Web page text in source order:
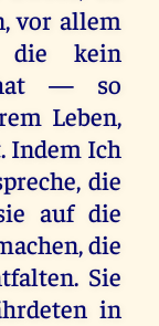
vor allem
die kein
— so
Leben,
Indem Ich
die
auf die
die
Sie
in